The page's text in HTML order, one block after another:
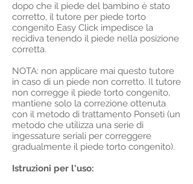
dopo che il piede del bambino è stato
corretto, il tutore per piede torto
congenito Easy Click impedisce la
recidiva tenendo il piede nella posizione
corretta.
NOTA: non applicare mai questo tutore
in caso di un piede non corretto. Il tutore
non corregge il piede torto congenito,
mantiene solo la correzione ottenuta
con il metodo di trattamento Ponseti (un
metodo che utilizza una serie di
ingessature seriali per correggere
gradualmente il piede torto congenito).
Istruzioni per l'uso: